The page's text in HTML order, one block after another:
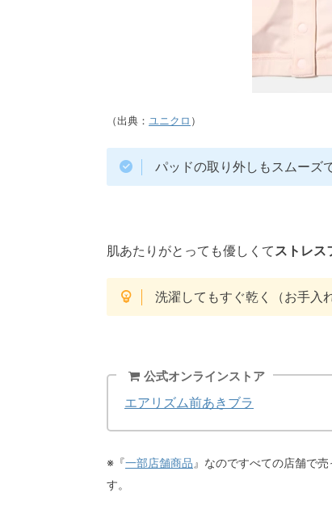
（出典： ユニクロ ）
パッドの取り外しもスムーズ
肌あたりがとっても優しくてストレス
洗濯してもすぐ乾く（お手入
公式オンラインストア
エアリズム前あきブラ
※『一部店舗商品 』なのですべての店舗で
す。